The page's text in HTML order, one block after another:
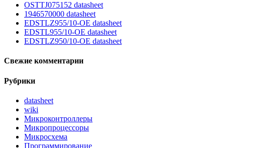
OSTTJ075152 datasheet
1946570000 datasheet
EDSTLZ955/10-OE datasheet
EDSTL955/10-OE datasheet
EDSTLZ950/10-OE datasheet
Свежие комментарии
Рубрики
datasheet
wiki
Микроконтроллеры
Микропроцессоры
Микросхема
Программирование